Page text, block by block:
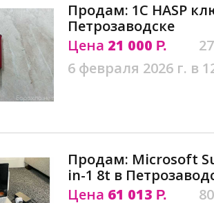
Продам: 1C HASP
Петрозаводске
Цена 21 000 Р.
6 февраля 2026 г. в
Продам: Microsoft
in-1 8t в
Цена 61 013 Р.